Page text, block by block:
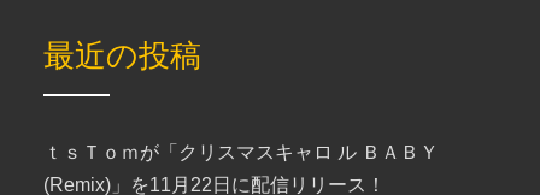
最近の投稿
ｔｓＴｏｍが「クリスマスキャロ ル ＢＡＢＹ
(Remix)」を11月22日に配信リリース！